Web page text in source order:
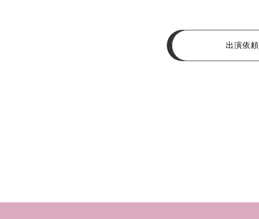
出演依頼